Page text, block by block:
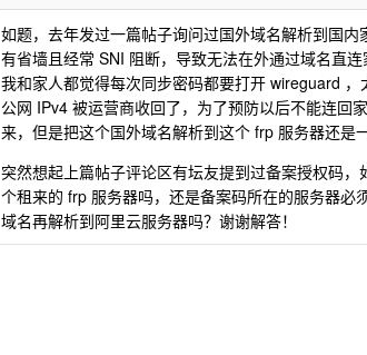
如题，去年发过一篇帖子询问过国外域名解析到国
有省墙且经常 SNI 阻断，导致无法在外通过域名直
我和家人都觉得每次同步密码都要打开 wireguard
公网 IPv4 被运营商收回了，为了预防以后不能连回
来，但是把这个国外域名解析到这个 frp 服务器还是
突然想起上篇帖子评论区有坛友提到过备案授权码
个租来的 frp 服务器吗，还是备案码所在的服务器
域名再解析到阿里云服务器吗？谢谢解答！